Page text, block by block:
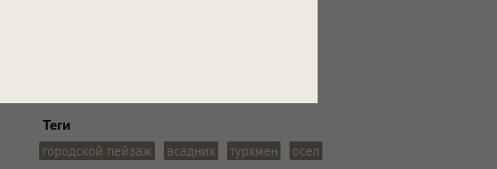
Теги
городской пейзаж всадник туркмен осел